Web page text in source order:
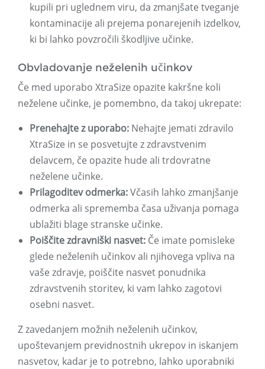
kupili pri uglednem viru, da zmanjšate tveganje
kontaminacije ali prejema ponarejenih izdelkov,
ki bi lahko povzročili škodljive učinke.
Obvladovanje neželenih učinkov
Če med uporabo XtraSize opazite kakršne koli
neželene učinke, je pomembno, da takoj ukrepate:
Prenehajte z uporabo: Nehajte jemati zdravilo
XtraSize in se posvetujte z zdravstvenim
delavcem, če opazite hude ali trdovratne
neželene učinke.
Prilagoditev odmerka:Včasih lahko zmanjšanje
odmerka ali sprememba časa uživanja pomaga
ublažiti blage stranske učinke.
Poiščite zdravniški nasvet: Če imate pomisleke
glede neželenih učinkov ali njihovega vpliva na
vaše zdravje, poiščite nasvet ponudnika
zdravstvenih storitev, ki vam lahko zagotovi
osebni nasvet.
Z zavedanjem možnih neželenih učinkov,
upoštevanjem previdnostnih ukrepov in iskanjem
nasvetov, kadar je to potrebno, lahko uporabniki